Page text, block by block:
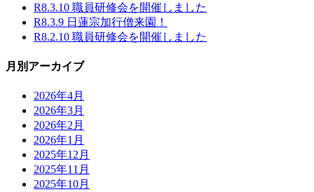
R8.3.10 職員研修会を開催しました
R8.3.9 日蓮宗加行僧来園！
R8.2.10 職員研修会を開催しました
月別アーカイブ
2026年4月
2026年3月
2026年2月
2026年1月
2025年12月
2025年11月
2025年10月